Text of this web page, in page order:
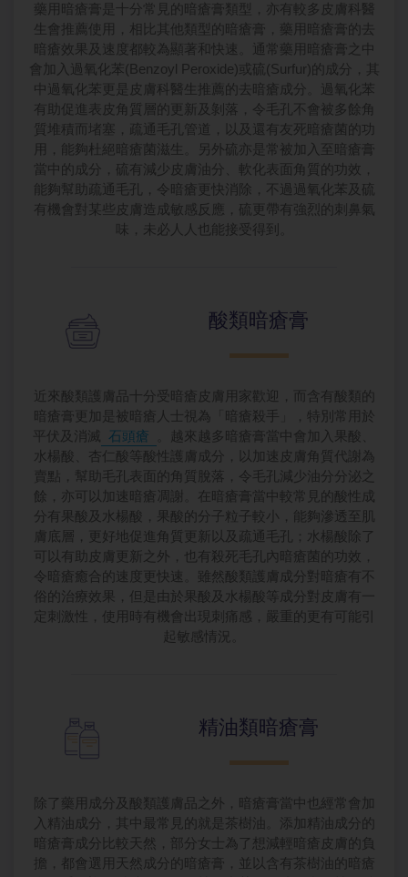
藥用暗瘡膏是十分常見的暗瘡膏類型，亦有較多皮膚科醫
生會推薦使用，相比其他類型的暗瘡膏，藥用暗瘡膏的去
暗瘡效果及速度都較為顯著和快速。通常藥用暗瘡膏之中
會加入過氧化苯(Benzoyl Peroxide)或硫(Surfur)的成分，其
中過氧化苯更是皮膚科醫生推薦的去暗瘡成分。過氧化苯
有助促進表皮角質層的更新及剝落，令毛孔不會被多餘角
質堆積而堵塞，疏通毛孔管道，以及還有友死暗瘡菌的功
用，能夠杜絕暗瘡菌滋生。另外硫亦是常被加入至暗瘡膏
當中的成分，硫有減少皮膚油分、軟化表面角質的功效，
能夠幫助疏通毛孔，令暗瘡更快消除，不過過氧化苯及硫
有機會對某些皮膚造成敏感反應，硫更帶有強烈的刺鼻氣
味，未必人人也能接受得到。
酸類暗瘡膏
近來酸類護膚品十分受暗瘡皮膚用家歡迎，而含有酸類的
暗瘡膏更加是被暗瘡人士視為「暗瘡殺手」，特別常用於
平伏及消滅
石頭瘡
。越來越多暗瘡膏當中會加入果酸、
水楊酸、杏仁酸等酸性護膚成分，以加速皮膚角質代謝為
賣點，幫助毛孔表面的角質脫落，令毛孔減少油分分泌之
餘，亦可以加速暗瘡凋謝。在暗瘡膏當中較常見的酸性成
分有果酸及水楊酸，果酸的分子粒子較小，能夠滲透至肌
膚底層，更好地促進角質更新以及疏通毛孔；水楊酸除了
可以有助皮膚更新之外，也有殺死毛孔內暗瘡菌的功效，
令暗瘡癒合的速度更快速。雖然酸類護膚成分對暗瘡有不
俗的治療效果，但是由於果酸及水楊酸等成分對皮膚有一
定刺激性，使用時有機會出現刺痛感，嚴重的更有可能引
起敏感情況。
精油類暗瘡膏
除了藥用成分及酸類護膚品之外，暗瘡膏當中也經常會加
入精油成分，其中最常見的就是茶樹油。添加精油成分的
暗瘡膏成分比較天然，部分女士為了想減輕暗瘡皮膚的負
擔，都會選用天然成分的暗瘡膏，並以含有茶樹油的暗瘡